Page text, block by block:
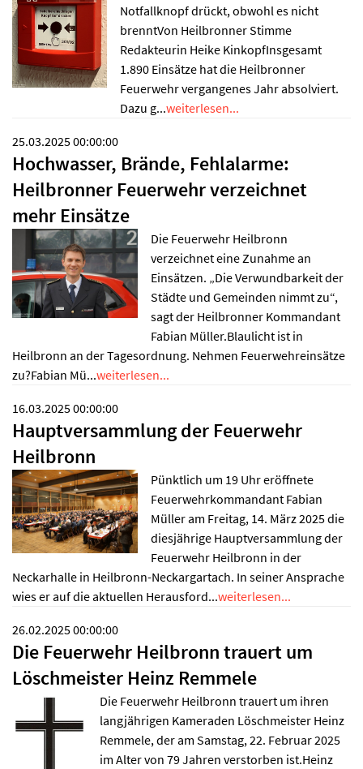
Notfallknopf drückt, obwohl es nicht
brenntVon Heilbronner Stimme
Redakteurin Heike KinkopfInsgesamt
1.890 Einsätze hat die Heilbronner
Feuerwehr vergangenes Jahr absolviert.
Dazu g...weiterlesen...
25.03.2025 00:00:00
Hochwasser, Brände, Fehlalarme:
Heilbronner Feuerwehr verzeichnet
mehr Einsätze
Die Feuerwehr Heilbronn
verzeichnet eine Zunahme an
Einsätzen. „Die Verwundbarkeit der
Städte und Gemeinden nimmt zu“,
sagt der Heilbronner Kommandant
Fabian Müller.Blaulicht ist in
Heilbronn an der Tagesordnung. Nehmen Feuerwehreinsätze
zu?Fabian Mü...weiterlesen...
16.03.2025 00:00:00
Hauptversammlung der Feuerwehr
Heilbronn
Pünktlich um 19 Uhr eröffnete
Feuerwehrkommandant Fabian
Müller am Freitag, 14. März 2025 die
diesjährige Hauptversammlung der
Feuerwehr Heilbronn in der
Neckarhalle in Heilbronn-Neckargartach. In seiner Ansprache
wies er auf die aktuellen Herausford...weiterlesen...
26.02.2025 00:00:00
Die Feuerwehr Heilbronn trauert um
Löschmeister Heinz Remmele
Die Feuerwehr Heilbronn trauert um ihren
langjährigen Kameraden Löschmeister Heinz
Remmele, der am Samstag, 22. Februar 2025
im Alter von 79 Jahren verstorben ist.Heinz